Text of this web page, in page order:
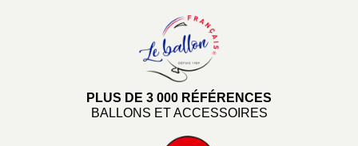
PLUS DE 3 000 RÉFÉRENCES
BALLONS ET ACCESSOIRES